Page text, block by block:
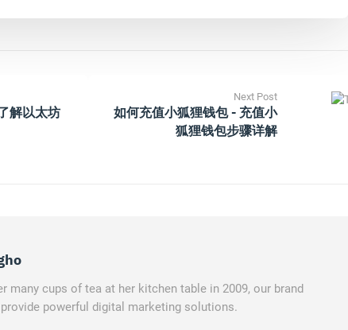
解以太坊
Next Post
如何充值小狐狸钱包 - 充值小
狐狸钱包步骤详解
many cups of tea at her kitchen table in 2009, our brand
powerful digital marketing solutions.